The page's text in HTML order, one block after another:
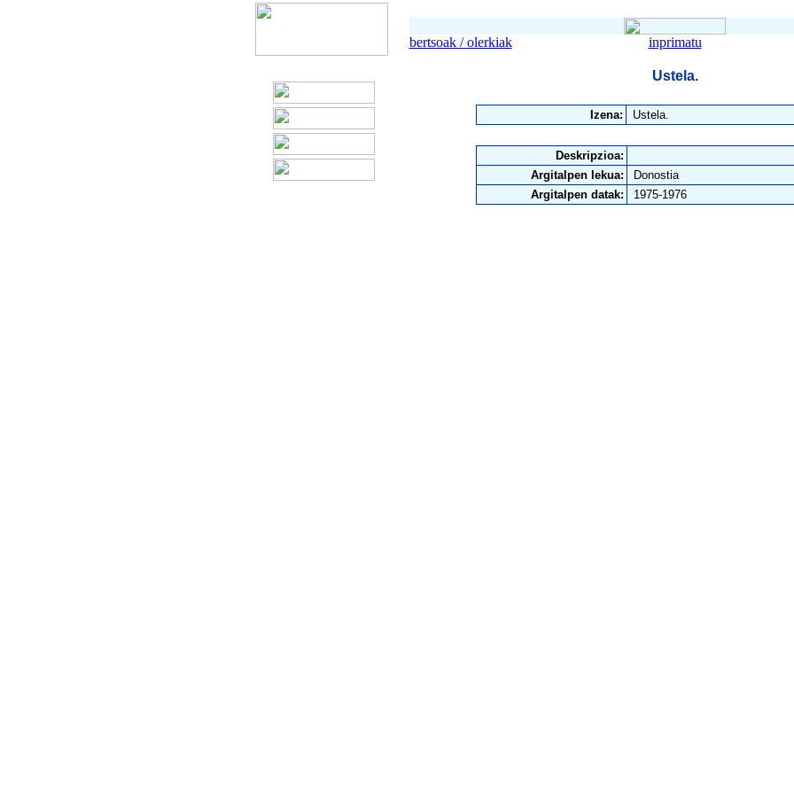
bertsoak / olerkiak inprimatu
Ustela.
Izena: Ustela.
Deskripzioa:
Argitalpen lekua:
Donostia
Argitalpen datak:
1975-1976